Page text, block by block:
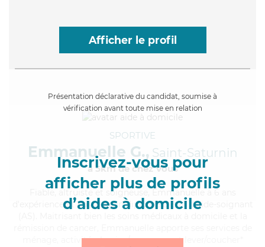
Afficher le profil
Présentation déclarative du candidat, soumise à
vérification avant toute mise en relation
Inscrivez-vous pour
afficher plus de profils
d’aides à domicile
SPORTIVE
Emmanuelle G., Saint-Saturnin
à 5km de chez Vous
, altruiste et soigneuse, Emmanuelle a 6 ans
d'expérience et possède un diplôme d'Etat d'aide-soignant
ménage, activités, lessive/repassage et lever/coucher*